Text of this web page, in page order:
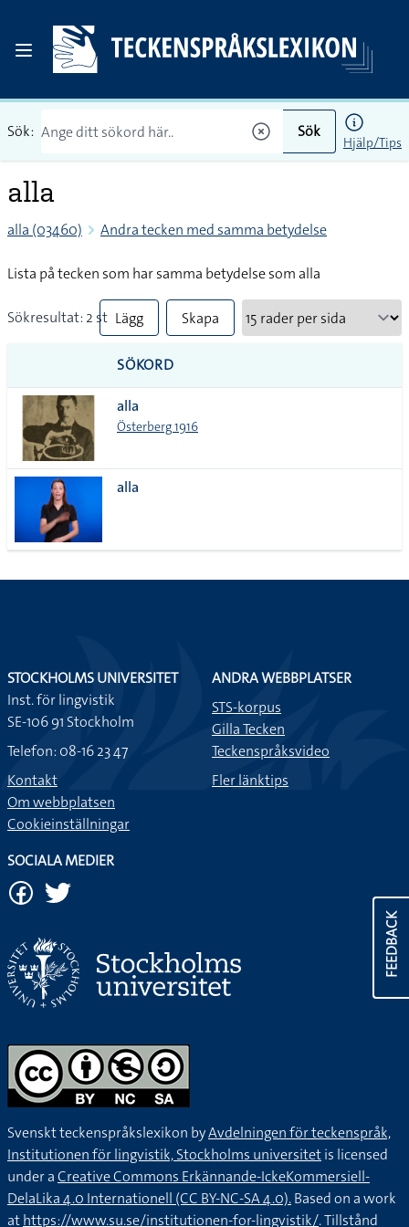
Sök: Sök
Hjälp/Tips
alla
alla (03460) Andra tecken med samma betydelse
Lista på tecken som har samma betydelse som alla
Sökresultat: 2 st Lägg
till
alla i
lista
Skapa
SÖKORD
alla
Österberg 1916
alla
FEEDBACK
STOCKHOLMS UNIVERSITET
Inst. för lingvistik
SE-106 91 Stockholm
Telefon: 08-16 23 47
Kontakt
Om webbplatsen
Cookieinställningar
ANDRA WEBBPLATSER
STS-korpus
Gilla Tecken
Teckenspråksvideo
Fler länktips
SOCIALA MEDIER
Svenskt teckenspråkslexikon byAvdelningen för teckenspråk,
Institutionen för lingvistik, Stockholms universitetis licensed
under aCreative Commons Erkännande-IckeKommersiell-
DelaLika 4.0 Internationell (CC BY-NC-SA 4.0).Based on a work
athttps://www.su.se/institutionen-for-lingvistik/. Tillstånd